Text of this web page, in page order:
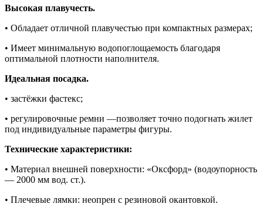
Высокая плавучесть.
• Обладает отличной плавучестью при компактных размерах;
• Имеет минимальную водопоглощаемость благодаря
оптимальной плотности наполнителя.
Идеальная посадка.
• застёжки фастекс;
• регулировочные ремни —позволяет точно подогнать жилет
под индивидуальные параметры фигуры.
Технические характеристики:
• Материал внешней поверхности: «Оксфорд» (водоупорность
— 2000 мм вод. ст.).
• Плечевые лямки: неопрен с резиновой окантовкой.